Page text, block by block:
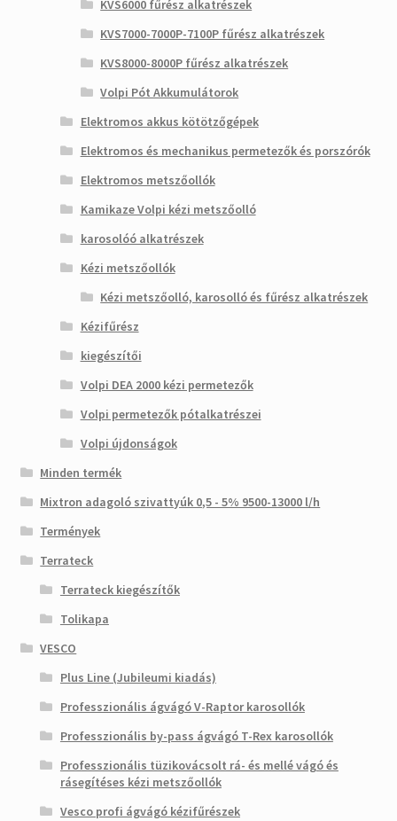
KVS6000 fűrész alkatrészek
KVS7000-7000P-7100P fűrész alkatrészek
KVS8000-8000P fűrész alkatrészek
Volpi Pót Akkumulátorok
Elektromos akkus kötötzőgépek
Elektromos és mechanikus permetezők és porszórók
Elektromos metszőollók
Kamikaze Volpi kézi metszőolló
karosolóó alkatrészek
Kézi metszőollók
Kézi metszőolló, karosolló és fűrész alkatrészek
Kézifűrész
kiegészítői
Volpi DEA 2000 kézi permetezők
Volpi permetezők pótalkatrészei
Volpi újdonságok
Minden termék
Mixtron adagoló szivattyúk 0,5 - 5% 9500-13000 l/h
Termények
Terrateck
Terrateck kiegészítők
Tolikapa
VESCO
Plus Line (Jubileumi kiadás)
Professzionális ágvágó V-Raptor karosollók
Professzionális by-pass ágvágó T-Rex karosollók
Professzionális tüzikovácsolt rá- és mellé vágó és
rásegítéses kézi metszőollók
Vesco profi ágvágó kézifűrészek